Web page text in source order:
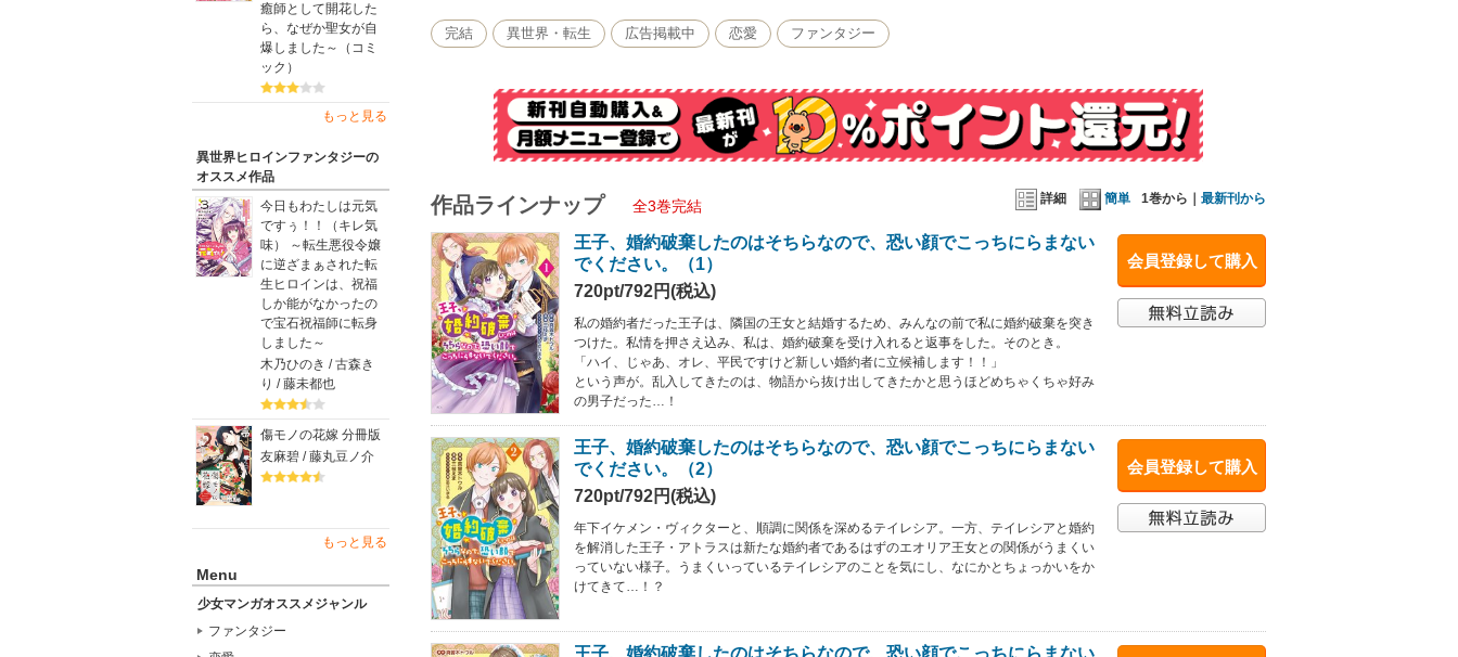
癒師として開花した
ら、なぜか聖女が自
爆しました～（コミ
ック）
もっと見る
異世界ヒロインファンタジーの
オススメ作品
今日もわたしは元気
ですぅ！！（キレ気
味） ～転生悪役令嬢
に逆ざまぁされた転
生ヒロインは、祝福
しか能がなかったの
で宝石祝福師に転身
しました～
木乃ひのき / 古森き
り / 藤未都也
傷モノの花嫁 分冊版
友麻碧 / 藤丸豆ノ介
もっと見る
Menu
少女マンガオススメジャンル
ファンタジー
完結 異世界・転生 広告掲載中 恋愛 ファンタジー
詳細 簡単 1巻から｜ 最新刊から
作品ラインナップ 全3巻完結
会員登録して購入
王子、婚約破棄したのはそちらなので、恐い顔でこっちにらまない
でください。（1）
720pt/792円(税込)
私の婚約者だった王子は、隣国の王女と結婚するため、みんなの前で私に婚約破棄を突き
つけた。私情を押さえ込み、私は、婚約破棄を受け入れると返事をした。そのとき。
「ハイ、じゃあ、オレ、平民ですけど新しい婚約者に立候補します！！」
という声が。乱入してきたのは、物語から抜け出してきたかと思うほどめちゃくちゃ好み
の男子だった…！
会員登録して購入
王子、婚約破棄したのはそちらなので、恐い顔でこっちにらまない
でください。（2）
720pt/792円(税込)
年下イケメン・ヴィクターと、順調に関係を深めるテイレシア。一方、テイレシアと婚約
を解消した王子・アトラスは新たな婚約者であるはずのエオリア王女との関係がうまくい
っていない様子。うまくいっているテイレシアのことを気にし、なにかとちょっかいをか
けてきて…！？
王子、婚約破棄したのはそちらなので、恐い顔でこっちにらまない